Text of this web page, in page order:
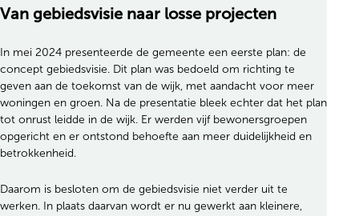
Van gebiedsvisie naar losse projecten
In mei 2024 presenteerde de gemeente een eerste plan: de
concept gebiedsvisie. Dit plan was bedoeld om richting te
geven aan de toekomst van de wijk, met aandacht voor meer
woningen en groen. Na de presentatie bleek echter dat het plan
tot onrust leidde in de wijk. Er werden vijf bewonersgroepen
opgericht en er ontstond behoefte aan meer duidelijkheid en
betrokkenheid.
Daarom is besloten om de gebiedsvisie niet verder uit te
werken. In plaats daarvan wordt er nu gewerkt aan kleinere,